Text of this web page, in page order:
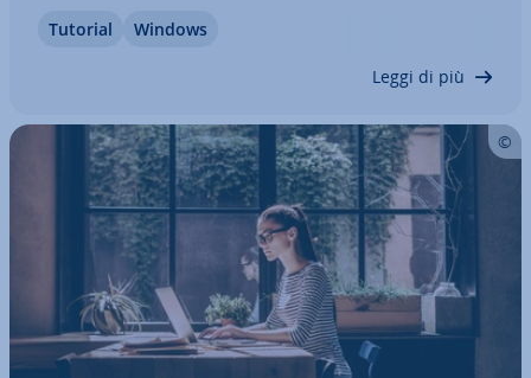
cartella di backup Windows.old, che consente di ri­
Tutorial Windows
Leggi di più